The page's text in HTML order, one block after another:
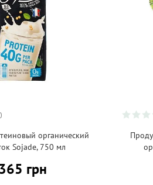
органический
Sojade, 750 мл
365 грн